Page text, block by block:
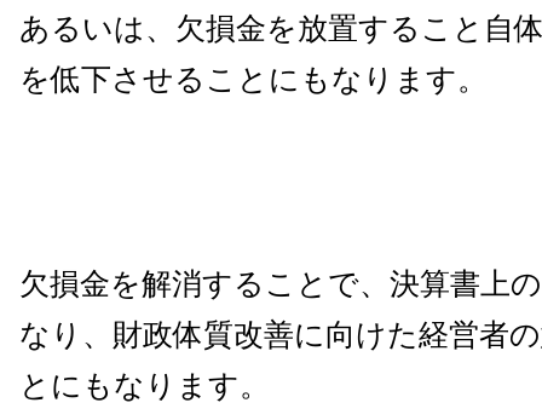
あるいは、欠損金を放置すること自
を低下させることにもなります。
欠損金を解消することで、決算書上
なり、財政体質改善に向けた経営者
とにもなります。